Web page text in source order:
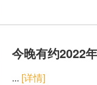
今晚有约2022
... [详情]